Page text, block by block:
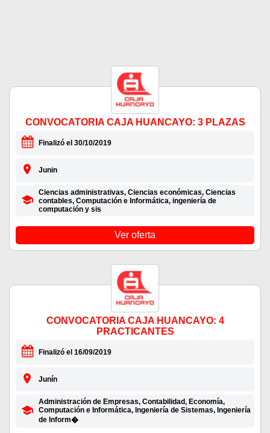
CONVOCATORIA CAJA HUANCAYO: 3 PLAZAS
Finalizó el 30/10/2019
Junin
Ciencias administrativas, Ciencias económicas, Ciencias
contables, Computación e Informática, ingeniería de
computación y sis
Ver oferta
CONVOCATORIA CAJA HUANCAYO: 4
PRACTICANTES
Finalizó el 16/09/2019
Junín
Administración de Empresas, Contabilidad, Economía,
Computación e Informática, Ingeniería de Sistemas, Ingeniería
de Inform�